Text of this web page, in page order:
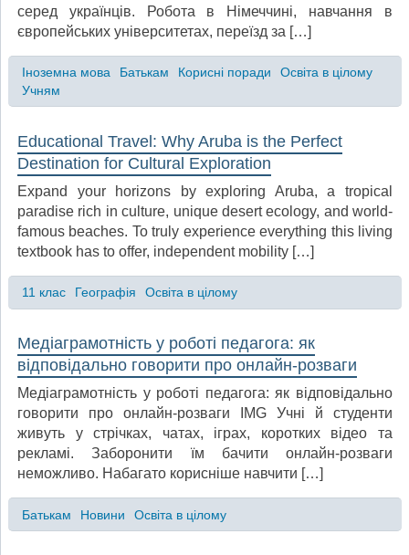
серед українців. Робота в Німеччині, навчання в
європейських університетах, переїзд за […]
Іноземна мова Батькам Корисні поради
Освіта в цілому
Учням
Educational Travel: Why Aruba is the Perfect
Destination for Cultural Exploration
Expand your horizons by exploring Aruba, a tropical
paradise rich in culture, unique desert ecology, and world-
famous beaches. To truly experience everything this living
textbook has to offer, independent mobility […]
11 клас Географія Освіта в цілому
Медіаграмотність у роботі педагога: як
відповідально говорити про онлайн-розваги
Медіаграмотність у роботі педагога: як відповідально
говорити про онлайн-розваги IMG Учні й студенти
живуть у стрічках, чатах, іграх, коротких відео та
рекламі. Заборонити їм бачити онлайн-розваги
неможливо. Набагато корисніше навчити […]
Батькам Новини Освіта в цілому